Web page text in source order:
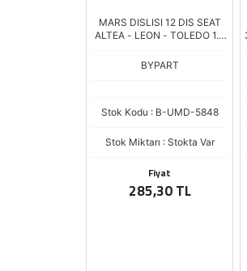
MARS DISLISI 12 DIS SEAT
ALTEA - LEON - TOLEDO 1.6
GOLF - JETTA 1.6 TDI -
BYPART
Stok Kodu : B-UMD-5848
Stok Miktarı : Stokta Var
Fiyat
285,30 TL